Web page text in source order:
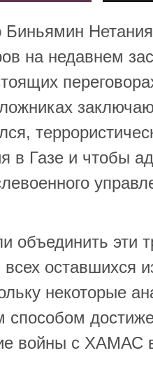
на недавнем
в Газе и чтобы
объединить эти
оставшихся
некоторые
способом
войны с ХАМАС